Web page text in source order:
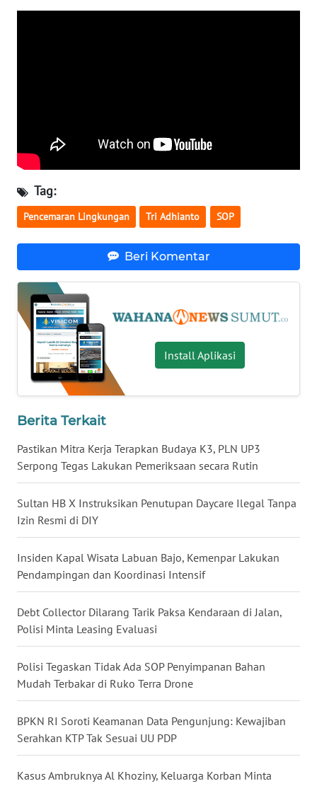
Tag:
Pencemaran Lingkungan Tri Adhianto SOP
Beri Komentar
Install Aplikasi
Berita Terkait
Pastikan Mitra Kerja Terapkan Budaya K3, PLN UP3
Serpong Tegas Lakukan Pemeriksaan secara Rutin
Sultan HB X Instruksikan Penutupan Daycare Ilegal Tanpa
Izin Resmi di DIY
Insiden Kapal Wisata Labuan Bajo, Kemenpar Lakukan
Pendampingan dan Koordinasi Intensif
Debt Collector Dilarang Tarik Paksa Kendaraan di Jalan,
Polisi Minta Leasing Evaluasi
Polisi Tegaskan Tidak Ada SOP Penyimpanan Bahan
Mudah Terbakar di Ruko Terra Drone
BPKN RI Soroti Keamanan Data Pengunjung: Kewajiban
Serahkan KTP Tak Sesuai UU PDP
Kasus Ambruknya Al Khoziny, Keluarga Korban Minta
PAPUA
WN
RIAU
WN
SERAMBI
WN
JAMBI
WN
WN
WN
WN
SUMBAR
WN
SUMSEL
WN
BENGKULU